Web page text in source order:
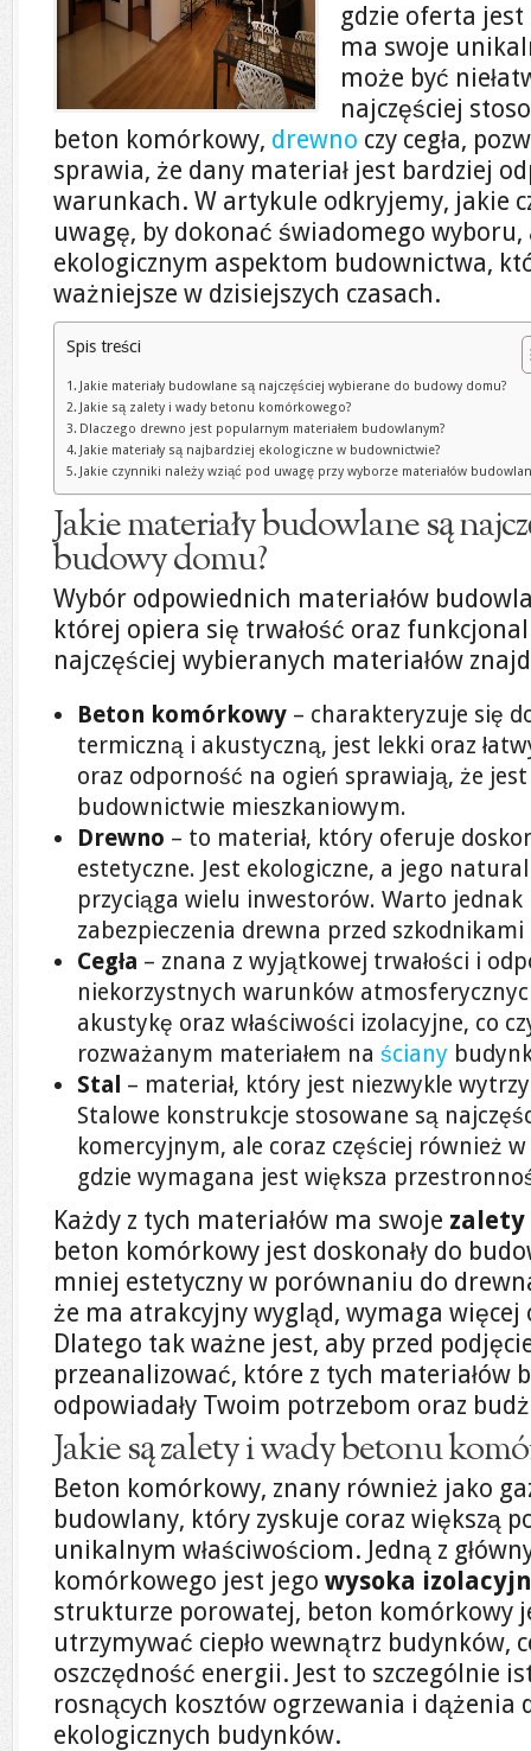
gdzie oferta
ma swoje
może być
najczęściej
beton komórkowy, drewno czy cegła,
sprawia, że dany materiał jest bardziej
warunkach. W artykule odkryjemy, jakie
uwagę, by dokonać świadomego
ekologicznym aspektom budownictwa,
ważniejsze w dzisiejszych czasach.
Spis treści
Jakie materiały budowlane są najczęściej wybierane do budowy domu?
Jakie są zalety i wady betonu komórkowego?
Dlaczego drewno jest popularnym materiałem budowlanym?
Jakie materiały są najbardziej ekologiczne w budownictwie?
Jakie czynniki należy wziąć pod uwagę przy wyborze materiałów
Jakie materiały budowlane są
budowy domu?
Wybór odpowiednich materiałów
której opiera się trwałość oraz
najczęściej wybieranych materiałów
Beton komórkowy – charakteryzuje się
termiczną i akustyczną, jest lekki oraz
oraz odporność na ogień sprawiają, że
budownictwie mieszkaniowym.
Drewno – to materiał, który oferuje
estetyczne. Jest ekologiczne, a jego
przyciąga wielu inwestorów. Warto
zabezpieczenia drewna przed
Cegła – znana z wyjątkowej trwałości i
niekorzystnych warunków
akustykę oraz właściwości izolacyjne, co
rozważanym materiałem na ściany
Stal – materiał, który jest niezwykle
Stalowe konstrukcje stosowane są
komercyjnym, ale coraz częściej również
gdzie wymagana jest większa
Każdy z tych materiałów ma swoje zalety
beton komórkowy jest doskonały do
mniej estetyczny w porównaniu do
że ma atrakcyjny wygląd, wymaga
Dlatego tak ważne jest, aby przed
przeanalizować, które z tych materiałów
odpowiadały Twoim potrzebom oraz
Jakie są zalety i wady betonu
Beton komórkowy, znany również jako
budowlany, który zyskuje coraz większą
unikalnym właściwościom. Jedną z
komórkowego jest jego wysoka
strukturze porowatej, beton komórkowy
utrzymywać ciepło wewnątrz budynków,
oszczędność energii. Jest to szczególnie
rosnących kosztów ogrzewania i dążenia
ekologicznych budynków.